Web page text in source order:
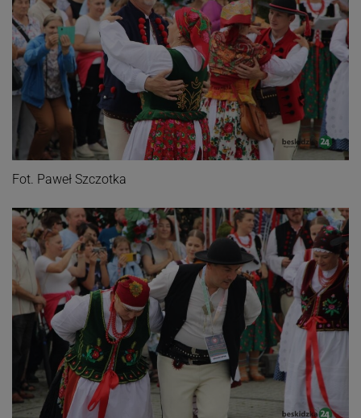
Fot. Paweł Szczotka